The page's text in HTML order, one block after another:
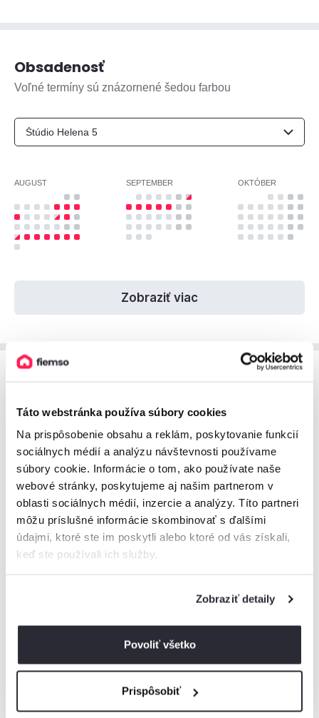
Táto webstránka používa súbory cookies
Na prispôsobenie obsahu a reklám, poskytovanie funkcií
sociálnych médií a analýzu návštevnosti používame
súbory cookie. Informácie o tom, ako používate naše
webové stránky, poskytujeme aj našim partnerom v
oblasti sociálnych médií, inzercie a analýzy. Títo partneri
môžu príslušné informácie skombinovať s ďalšími
údajmi, ktoré ste im poskytli alebo ktoré od vás získali,
keď ste používali ich služby.
Zobraziť detaily
Povoliť všetko
Prispôsobiť
Obsadenosť
Voľné termíny sú znázornené šedou farbou
AUGUST SEPTEMBER OKTÓBER
Zobraziť viac
Prehľad cien za ubytovanie, ktorý vám pomôže pri
August 2026
16€
8 9 10 11 12 13 14
Základná sadzba 45€